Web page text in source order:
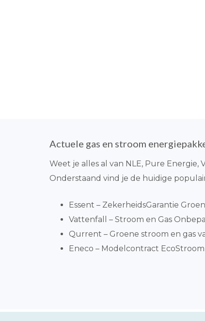
Actuele gas en stroom
Weet je alles al van NLE, Pure
Onderstaand vind je de huidige
Essent – ZekerheidsGarantie
Vattenfall – Stroom en Gas
Qurrent – Groene stroom en gas
Eneco – Modelcontract